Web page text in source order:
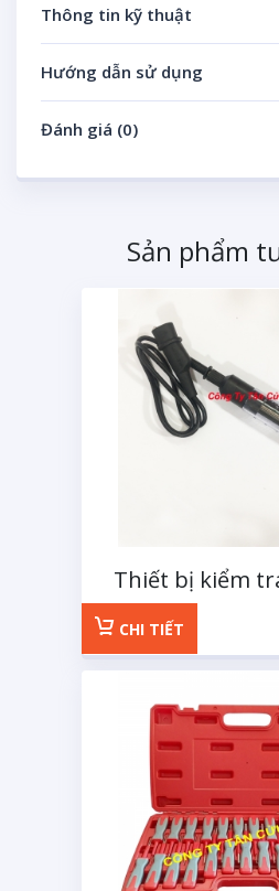
Thông tin kỹ thuật
Hướng dẫn sử dụng
Đánh giá (0)
Sản phẩm
Thiết bị kiểm
có ống che
CHI TIẾT